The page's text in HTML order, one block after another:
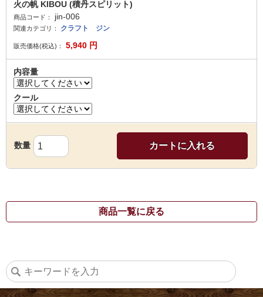
火の帆 KIBOU (積丹スピリット)
商品コード： jin-006
関連カテゴリ： クラフト ジン
販売価格(税込)： 5,940 円
内容量
クール
数量 カートに入れる
商品一覧に戻る